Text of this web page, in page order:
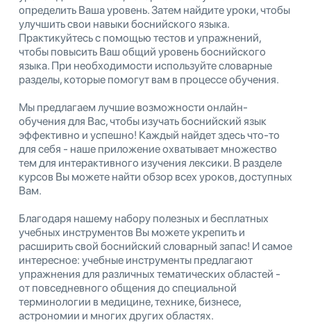
определить Ваша уровень. Затем найдите уроки, чтобы
улучшить свои навыки боснийского языка.
Практикуйтесь с помощью тестов и упражнений,
чтобы повысить Ваш общий уровень боснийского
языка. При необходимости используйте словарные
разделы, которые помогут вам в процессе обучения.
Мы предлагаем лучшие возможности онлайн-
обучения для Вас, чтобы изучать боснийский язык
эффективно и успешно! Каждый найдет здесь что-то
для себя - наше приложение охватывает множество
тем для интерактивного изучения лексики. В разделе
курсов Вы можете найти обзор всех уроков, доступных
Вам.
Благодаря нашему набору полезных и бесплатных
учебных инструментов Вы можете укрепить и
расширить свой боснийский словарный запас! И самое
интересное: учебные инструменты предлагают
упражнения для различных тематических областей -
от повседневного общения до специальной
терминологии в медицине, технике, бизнесе,
астрономии и многих других областях.